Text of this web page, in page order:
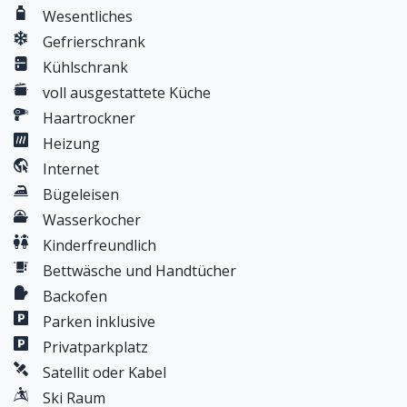
Paragliding, Hot Air Ballooning, Wake Boarding
Swimming, Cycling Tennis, And Golf ! What more do
you want . So before you hop on a plane or drive
down to visit dont forget to pack your camera to
take some unforgettable kodak moments !
Wesentliches
Gefrierschrank
Kühlschrank
voll ausgestattete Küche
Haartrockner
Heizung
Internet
Bügeleisen
Wasserkocher
Kinderfreundlich
Bettwäsche und Handtücher
Backofen
Parken inklusive
Privatparkplatz
Satellit oder Kabel
Ski Raum